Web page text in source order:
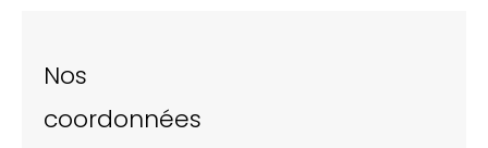
Nos
coordonnées